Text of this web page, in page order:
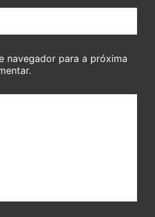
navegador para a próxima